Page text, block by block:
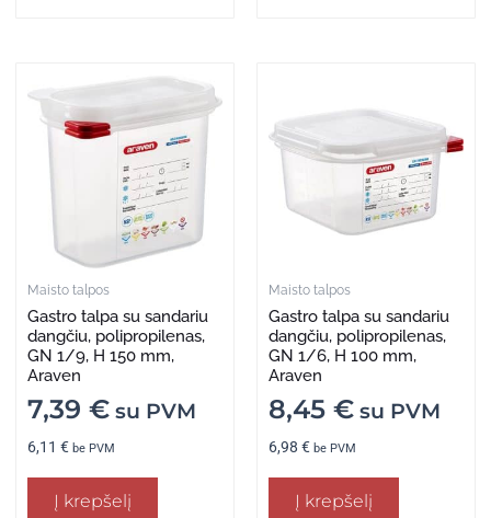
Maisto talpos
Gastro talpa su sandariu
dangčiu, polipropilenas,
GN 1/9, H 150 mm,
Araven
7,39 € su PVM
6,11 € be PVM
Į krepšelį
Maisto talpos
Gastro talpa su sandariu
dangčiu, polipropilenas,
GN 1/6, H 100 mm,
Araven
8,45 € su PVM
6,98 € be PVM
Į krepšelį